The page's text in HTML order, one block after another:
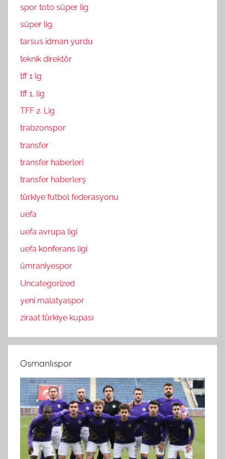
spor toto süper lig
süper lig
tarsus idman yurdu
teknik direktör
tff 1 lg
tff 1. lig
TFF 2. Lig
trabzonspor
transfer
transfer haberleri
transfer haberlerş
türkiye futbol federasyonu
uefa
uefa avrupa ligi
uefa konferans ligi
ümraniyespor
Uncategorized
yeni malatyaspor
ziraat türkiye kupası
Osmanlıspor